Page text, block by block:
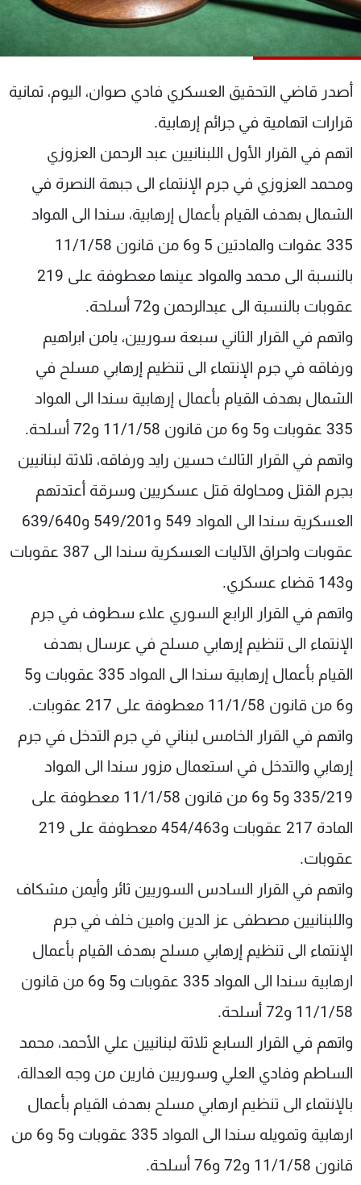
أصدر قاضي التحقيق العسكري فادي صوان، اليوم، ثمانية
قرارات اتهامية في جرائم إرهابية.
اتهم في القرار الأول اللبنانيين عبد الرحمن العزوزي
ومحمد العزوزي في جرم الإنتماء الى جبهة النصرة في
الشمال بهدف القيام بأعمال إرهابية، سندا الى المواد
335 عقوات والمادتين 5 و6 من قانون 11/1/58
بالنسبة الى محمد والمواد عينها معطوفة على 219
عقوبات بالنسبة الى عبدالرحمن و72 أسلحة.
واتهم في القرار الثاني سبعة سوريين، يامن ابراهيم
ورفاقه في جرم الإنتماء الى تنظيم إرهابي مسلح في
الشمال بهدف القيام بأعمال إرهابية سندا الى المواد
335 عقوبات و5 و6 من قانون 11/1/58 و72 أسلحة.
واتهم في القرار الثالث حسين رايد ورفاقه، ثلاثة لبنانيين
بجرم القتل ومحاولة قتل عسكريين وسرقة أعتدتهم
العسكرية سندا الى المواد 549 و549/201 و639/640
عقوبات واحراق الآليات العسكرية سندا الى 387 عقوبات
و143 قضاء عسكري.
واتهم في القرار الرابع السوري علاء سطوف في جرم
الإنتماء الى تنظيم إرهابي مسلح في عرسال بهدف
القيام بأعمال إرهابية سندا الى المواد 335 عقوبات و5
و6 من قانون 11/1/58 معطوفة على 217 عقوبات.
واتهم في القرار الخامس لبناني في جرم التدخل في جرم
إرهابي والتدخل في استعمال مزور سندا الى المواد
335/219 و5 و6 من قانون 11/1/58 معطوفة على
المادة 217 عقوبات و454/463 معطوفة على 219
عقوبات.
واتهم في القرار السادس السوريين ثائر وأيمن مشكاف
واللبنانيين مصطفى عز الدين وامين خلف في جرم
الإنتماء الى تنظيم إرهابي مسلح بهدف القيام بأعمال
ارهابية سندا الى المواد 335 عقوبات و5 و6 من قانون
11/1/58 و72 أسلحة.
واتهم في القرار السابع ثلاثة لبنانيين علي الأحمد، محمد
الساطم وفادي العلي وسوريين فارين من وجه العدالة،
بالإنتماء الى تنظيم ارهابي مسلح بهدف القيام بأعمال
ارهابية وتمويله سندا الى المواد 335 عقوبات و5 و6 من
قانون 11/1/58 و72 و76 أسلحة.
شاهد البرامج
عن MTV
لاعلاناتكم
وظائف
شروط الإسـتخدام